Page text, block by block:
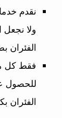
نقدم
ولا نجعل
الفئران
فقط كل
للحصول
الفئران